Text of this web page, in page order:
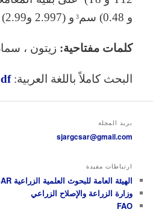
و 0.48) سم
3 و (2.997 و2.99) % وبفروق معنوية.
كلمات مفتاحية: زيتون ،
البحث كاملاً باللغة العربية:
بريد المجلة
sjargcsar@gmail.com
ارتباطات مفيدة
الهيئة العامة للبحوث العلمية الزراعية GCSAR
وزارة الزراعة والإصلاح الزراعي
FAO